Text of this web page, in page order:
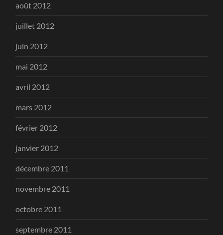
août 2012
juillet 2012
juin 2012
mai 2012
avril 2012
mars 2012
février 2012
janvier 2012
décembre 2011
novembre 2011
octobre 2011
septembre 2011